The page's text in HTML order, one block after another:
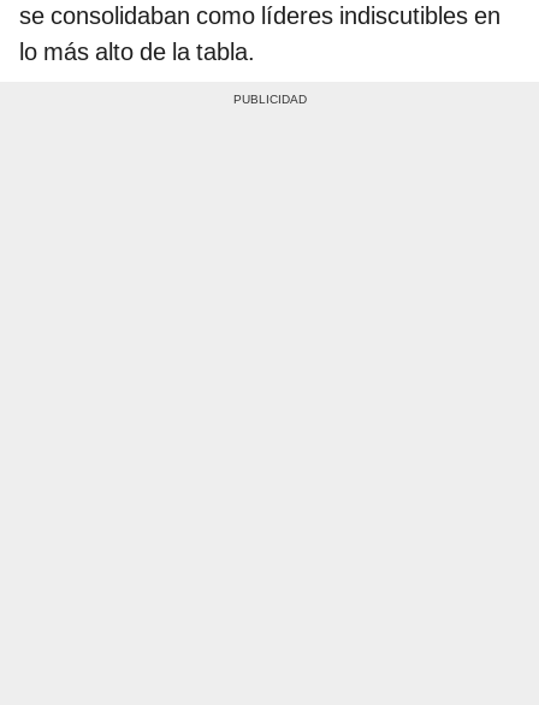
se consolidaban como líderes indiscutibles en
lo más alto de la tabla.